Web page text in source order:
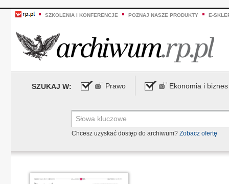
SZKOLENIA I KONFERENCJE POZNAJ NASZE PRODUKTY E-
SZUKAJ W: Prawo Ekonomia i biznes
Chcesz uzyskać dostęp do archiwum? Zobacz ofertę